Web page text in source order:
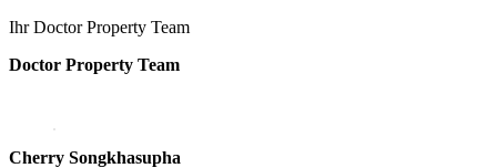
Ihr Doctor Property Team
Doctor Property Team
Cherry Songkhasupha